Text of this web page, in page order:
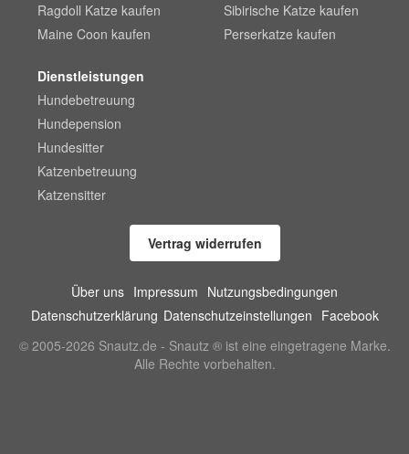
Ragdoll Katze kaufen
Maine Coon kaufen
Sibirische Katze kaufen
Perserkatze kaufen
Dienstleistungen
Hundebetreuung
Hundepension
Hundesitter
Katzenbetreuung
Katzensitter
Vertrag widerrufen
Über uns Impressum Nutzungsbedingungen
Datenschutzerklärung Datenschutzeinstellungen Facebook
© 2005-2026 Snautz.de - Snautz ® ist eine eingetragene Marke.
Alle Rechte vorbehalten.